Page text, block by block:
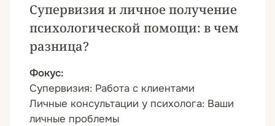
Супервизия и личное получение
психологической помощи: в чем
разница?
Фокус:
Супервизия: Работа с клиентами
Личные консультации у психолога: Ваши
личные проблемы